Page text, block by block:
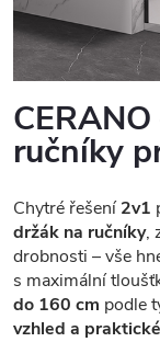
ručníky
Chytré řešení2v1
držák na ručníky,
drobnosti – vše
s maximální
do 160 cm podle
vzhled a